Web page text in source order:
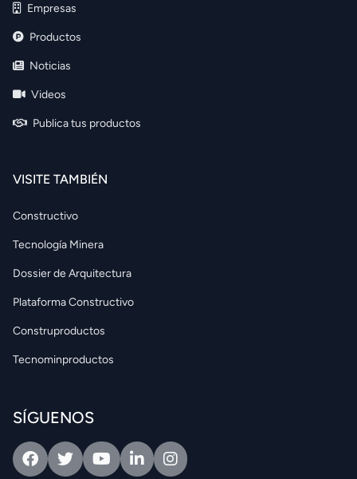
Empresas
Productos
Noticias
Videos
Publica tus productos
VISITE TAMBIÉN
Constructivo
Tecnología Minera
Dossier de Arquitectura
Plataforma Constructivo
Construproductos
Tecnominproductos
SÍGUENOS
FacebookTwitterYoutubeLinkedinIntagram